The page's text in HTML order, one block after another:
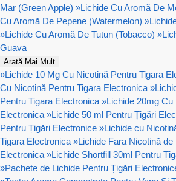
Mar (Green Apple) »Lichide Cu Aromă De
Cu Aromă De Pepene (Watermelon) »
»Lichide Cu Aromă De Tutun (Tobacco) »
Guava
Arată Mai Mult
»Lichide 10 Mg Cu Nicotină Pentru Tigara
Cu Nicotină Pentru Tigara Electronica »
Pentru Tigara Electronica »Lichide 20mg Cu
Electronica »Lichide 50 ml Pentru Țigări
Pentru Țigări Electronice »Lichide cu
Tigara Electronica »Lichide Fara Nicotină
Electronica »Lichide Shortfill 30ml Pentru
»Pachete de Lichide Pentru Țigări